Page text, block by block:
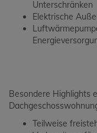
Unterschränken
Elektrische
Besondere Highlights
Teilweise